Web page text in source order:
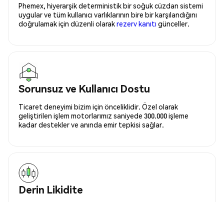
Phemex, hiyerarşik deterministik bir soğuk cüzdan sistemi
uygular ve tüm kullanıcı varlıklarının bire bir karşılandığını
doğrulamak için düzenli olarakrezerv kanıtı günceller.
Sorunsuz ve Kullanıcı Dostu
Ticaret deneyimi bizim için önceliklidir. Özel olarak
geliştirilen işlem motorlarımız saniyede 300.000 işleme
kadar destekler ve anında emir tepkisi sağlar.
Derin Likidite